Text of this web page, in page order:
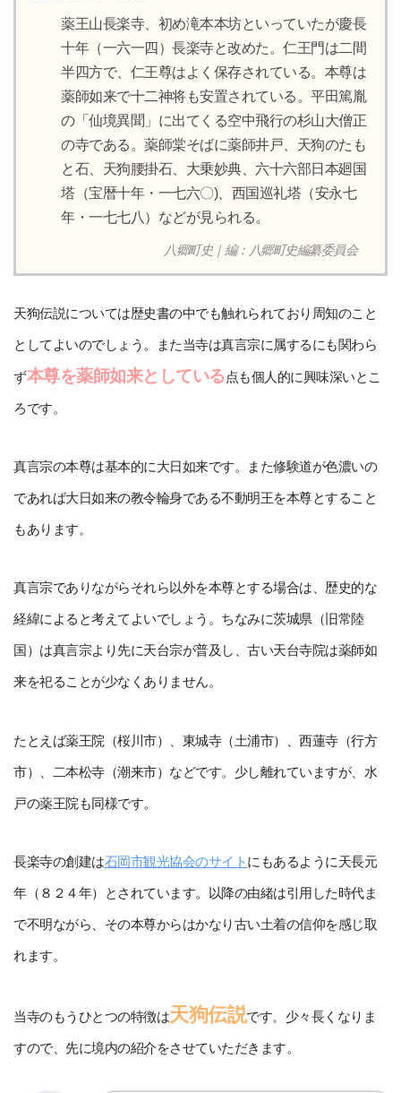
薬王山長楽寺、初め滝本本坊といっていたが慶長
十年（一六一四）長楽寺と改めた。仁王門は二間
半四方で、仁王尊はよく保存されている。本尊は
薬師如来で十二神将も安置されている。平田篤胤
の「仙境異聞」に出てくる空中飛行の杉山大僧正
の寺である。薬師棠そばに薬師井戸、天狗のたも
と石、天狗腰掛石、大乗妙典、六十六部日本廻国
塔（宝暦十年・一七六〇)、西国巡礼塔（安永七
年・一七七八）などが見られる。
八郷町史｜編：八郷町史編纂委員会
天狗伝説については歴史書の中でも触れられており周知のこと
としてよいのでしょう。また当寺は真言宗に属するにも関わら
ず本尊を薬師如来としている 点も個人的に興味深いとこ
ろです。
真言宗の本尊は基本的に大日如来です。また修験道が色濃いの
であれば大日如来の教令輪身である不動明王を本尊とすること
もあります。
真言宗でありながらそれら以外を本尊とする場合は、歴史的な
経緯によると考えてよいでしょう。ちなみに茨城県（旧常陸
国）は真言宗より先に天台宗が普及し、古い天台寺院は薬師如
来を祀ることが少なくありません。
たとえば薬王院（桜川市）、東城寺（土浦市）、西蓮寺（行方
市）、二本松寺（潮来市）などです。少し離れていますが、水
戸の薬王院も同様です。
長楽寺の創建は石岡市観光協会のサイトにもあるように天長元
年（８２４年）とされています。以降の由緒は引用した時代ま
で不明ながら、その本尊からはかなり古い土着の信仰を感じ取
れます。
当寺のもうひとつの特徴は天狗伝説です。少々長くなりま
すので、先に境内の紹介をさせていただきます。